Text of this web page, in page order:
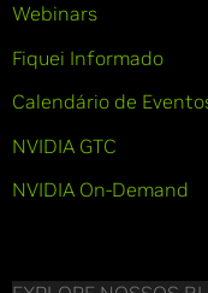
Webinars
Fiquei Informado
Calendário de
NVIDIA GTC
NVIDIA On-Demand